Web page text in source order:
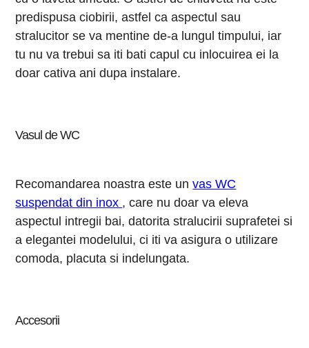
predispusa ciobirii, astfel ca aspectul sau
stralucitor se va mentine de-a lungul timpului, iar
tu nu va trebui sa iti bati capul cu inlocuirea ei la
doar cativa ani dupa instalare.
Vasul de WC
Recomandarea noastra este unvas WC
suspendat din inox , care nu doar va eleva
aspectul intregii bai, datorita stralucirii suprafetei si
a elegantei modelului, ci iti va asigura o utilizare
comoda, placuta si indelungata.
Accesorii